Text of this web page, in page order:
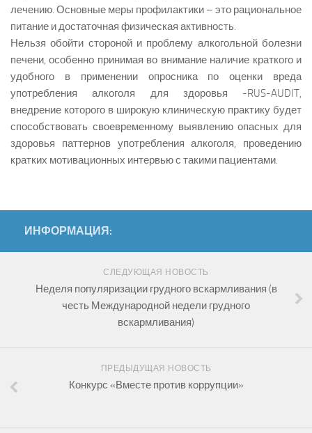
лечению. Основные меры профилактики – это рациональное
питание и достаточная физическая активность.
Нельзя обойти стороной и проблему алкогольной болезни
печени, особенно принимая во внимание наличие краткого и
удобного в применении опросника по оценки вреда
употребления алкоголя для здоровья -RUS-AUDIT,
внедрение которого в широкую клиническую практику будет
способствовать своевременному выявлению опасных для
здоровья паттернов употребления алкоголя, проведению
кратких мотивационных интервью с такими пациентами.
ИНФОРМАЦИЯ:
СЛЕДУЮЩАЯ НОВОСТЬ
Неделя популяризации грудного вскармливания (в
честь Международной недели грудного
вскармливания)
ПРЕДЫДУЩАЯ НОВОСТЬ
Конкурс «Вместе против коррупции»